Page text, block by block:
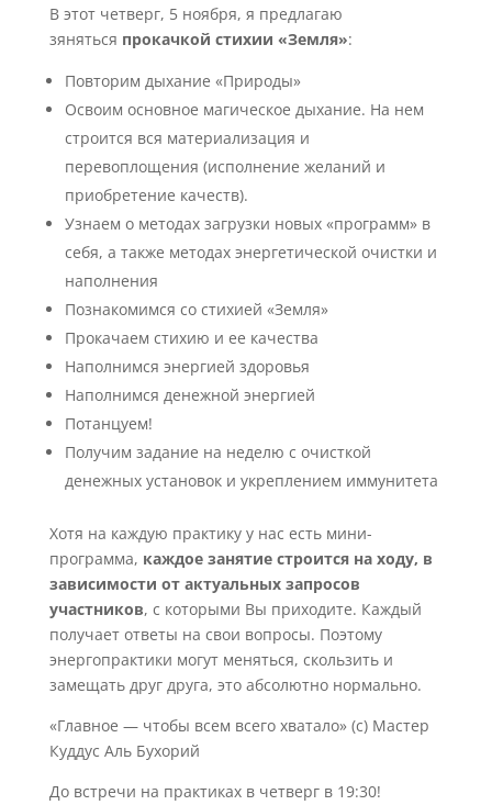
В этот четверг, 5 ноября, я предлагаю
зяняться прокачкой стихии «Земля»:
Повторим дыхание «Природы»
Освоим основное магическое дыхание. На нем
строится вся материализация и
перевоплощения (исполнение желаний и
приобретение качеств).
Узнаем о методах загрузки новых «программ» в
себя, а также методах энергетической очистки и
наполнения
Познакомимся со стихией «Земля»
Прокачаем стихию и ее качества
Наполнимся энергией здоровья
Наполнимся денежной энергией
Потанцуем!
Получим задание на неделю с очисткой
денежных установок и укреплением иммунитета
Хотя на каждую практику у нас есть мини-
программа, каждое занятие строится на ходу, в
зависимости от актуальных запросов
участников, с которыми Вы приходите. Каждый
получает ответы на свои вопросы. Поэтому
энергопрактики могут меняться, скользить и
замещать друг друга, это абсолютно нормально.
«Главное — чтобы всем всего хватало» (с) Мастер
Куддус Аль Бухорий
До встречи на практиках в четверг в 19:30!